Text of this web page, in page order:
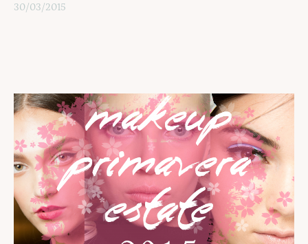
30/03/2015